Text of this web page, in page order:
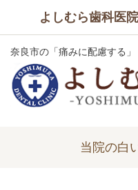
よしむら歯科医
奈良市の「痛みに配慮する
当院の白